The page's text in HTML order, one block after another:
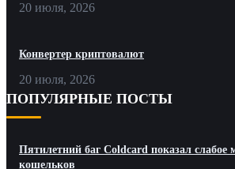
20 июля, 2026
Конвертер криптовалют
20 июля, 2026
ПОПУЛЯРНЫЕ ПОСТЫ
Пятилетний баг Coldcard показал слабое
кошельков